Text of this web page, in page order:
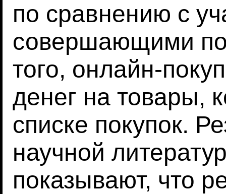
по сравнению с
совершающими
того, онлайн-
денег на товары,
списке покупок.
научной
показывают, что